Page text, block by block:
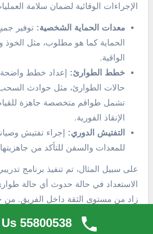
الإجراءات الوقائية لضمان سلامة
معدات الحماية الشخصية: توفير
الحماية كما هو مطلوب، مثل الخوذ
الواقية.
خطط الطوارئ: إعداد خطط واضحة
حالات الطوارئ، مثل حوادث السحب
تشمل طواقم متخصصة جاهزة
الإنقاذ الفورية.
التفتيش الدوري: إجراء تفتيش
للمعدات والسفن للتأكد من جاهزيتها
على سبيل المثال، تم تنفيذ برنامج
الاستعداد في حالة حدوث أي حالة
زاد من مستوى الثقة داخل الفريق. من
البحرية” لضمان بيئة عمل آمنة
55800538